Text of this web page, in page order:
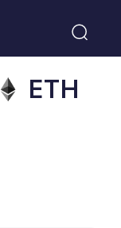
ADA
ETH